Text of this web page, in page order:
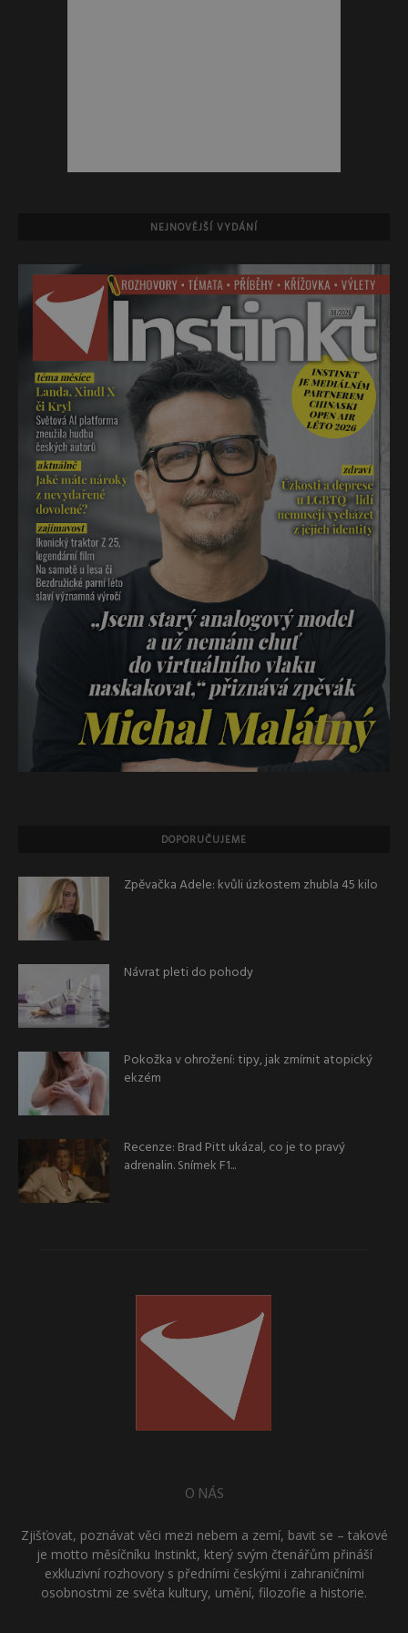
NEJNOVĚJŠÍ VYDÁNÍ
DOPORUČUJEME
Zpěvačka Adele: kvůli úzkostem zhubla 45 kilo
Návrat pleti do pohody
Pokožka v ohrožení: tipy, jak zmírnit atopický
ekzém
Recenze: Brad Pitt ukázal, co je to pravý
adrenalin. Snímek F1...
O NÁS
Zjišťovat, poznávat věci mezi nebem a zemí, bavit se – takové
je motto měsíčníku Instinkt, který svým čtenářům přináší
exkluzivní rozhovory s předními českými i zahraničními
osobnostmi ze světa kultury, umění, filozofie a historie.